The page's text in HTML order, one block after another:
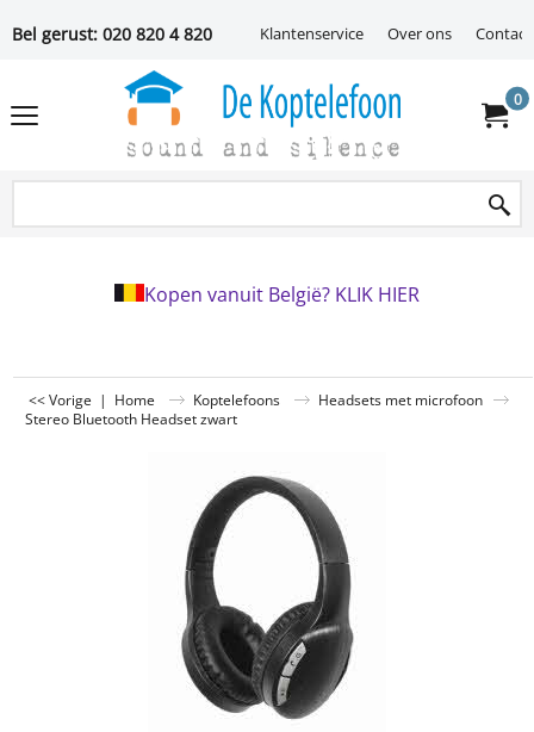
Bel gerust: 020 820 4 820 Klantenservice Over ons
0
Kopen vanuit België? KLIK HIER
<< Vorige | Home Koptelefoons
Headsets met microfoon
Stereo Bluetooth Headset zwart